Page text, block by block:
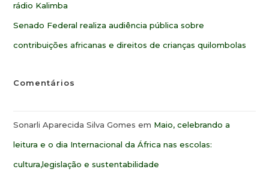
rádio Kalimba
Senado Federal realiza audiência pública sobre
contribuições africanas e direitos de crianças quilombolas
Comentários
Sonarli Aparecida Silva Gomes em Maio, celebrando a
leitura e o dia Internacional da África nas escolas:
cultura,legislação e sustentabilidade